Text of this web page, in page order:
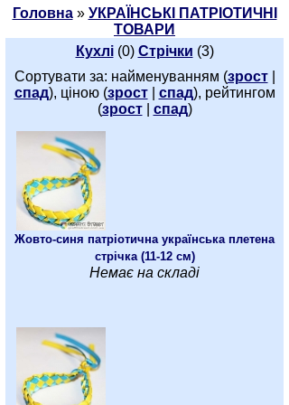
Головна» УКРАЇНСЬКІ ПАТРІОТИЧНІ
ТОВАРИ
Кухлі(0) Стрічки (3)
Сортувати за: найменуванням (зрост|
спад), ціною (зрост| спад), рейтингом
(зрост| спад)
Жовто-синя патріотична українська плетена
стрічка (11-12 см)
Немає на складі